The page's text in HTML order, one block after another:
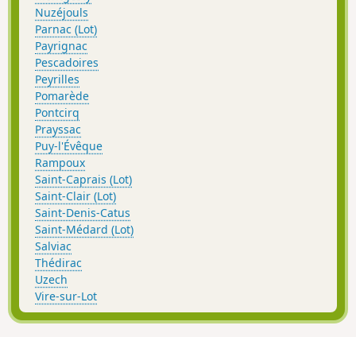
Nuzéjouls
Parnac (Lot)
Payrignac
Pescadoires
Peyrilles
Pomarède
Pontcirq
Prayssac
Puy-l'Évêque
Rampoux
Saint-Caprais (Lot)
Saint-Clair (Lot)
Saint-Denis-Catus
Saint-Médard (Lot)
Salviac
Thédirac
Uzech
Vire-sur-Lot